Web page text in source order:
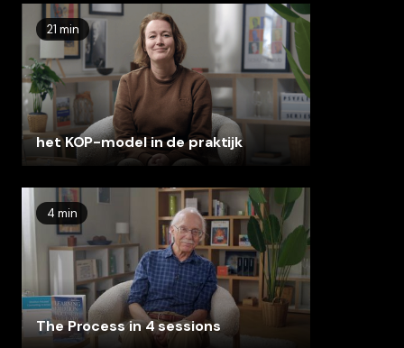
21 min
het KOP-model in de praktijk
4 min
The Process in 4 sessions